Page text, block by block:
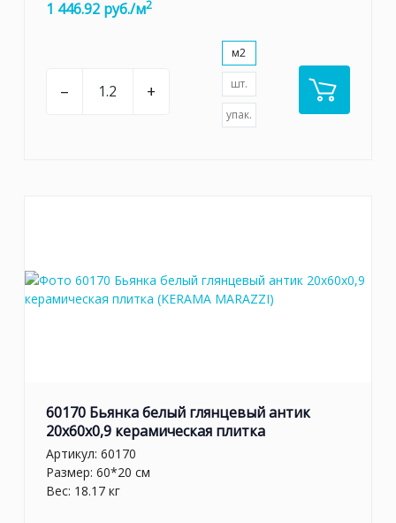
1 446.92 руб./м2
– +
м2
шт.
упак.
60170 Бьянка белый глянцевый антик
20x60x0,9 керамическая плитка
Артикул: 60170
Размер: 60*20 см
Вес: 18.17 кг